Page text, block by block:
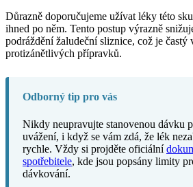
Důrazně doporučujeme užívat léky této
ihned po něm. Tento postup výrazně
podráždění žaludeční sliznice, což je častý
protizánětlivých přípravků.
Odborný tip pro vás
Nikdy neupravujte stanovenou dávku
uvážení, i když se vám zdá, že lék
rychle. Vždy si projděte oficiální
spotřebitele, kde jsou popsány limity
dávkování.